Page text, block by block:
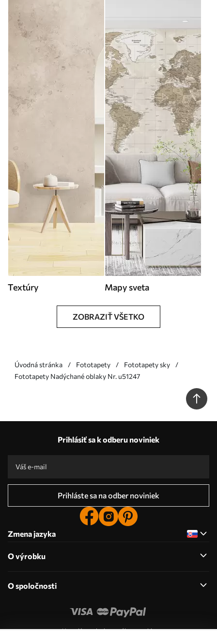
Textúry Mapy sveta
ZOBRAZIŤ VŠETKO
Úvodná stránka Fototapety
Fototapety sky
Fototapety Nadýchané oblaky Nr. u51247
Prihlásiť sa k odberu noviniek
Prihláste sa na odber noviniek
Zmena jazyka
O výrobku
O spoločnosti